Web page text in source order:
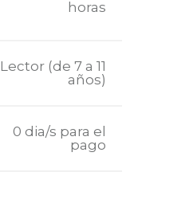
horas
Lector (de 7 a 11
años)
0 dia/s para el
pago